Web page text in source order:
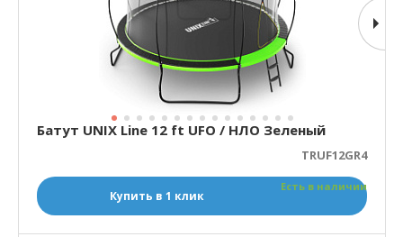
Батут UNIX Line 12 ft UFO / НЛО Зеленый
TRUF12GR4
Есть в наличии
Купить в 1 клик